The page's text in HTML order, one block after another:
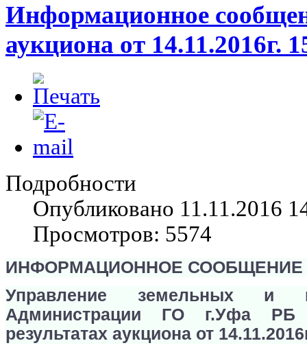
Информационное
аукциона от 14.11.2016г.
Подробности
Опубликовано 11.11.2016
Просмотров: 5574
ИНФОРМАЦИОННОЕ СООБЩЕНИЕ
Управление земельных и
Администрации ГО г.Уфа РБ
результатах аукциона от